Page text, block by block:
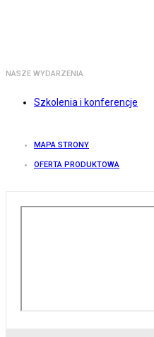
NASZE WYDARZENIA
Szkolenia i konferencje
MAPA STRONY
OFERTA PRODUKTOWA